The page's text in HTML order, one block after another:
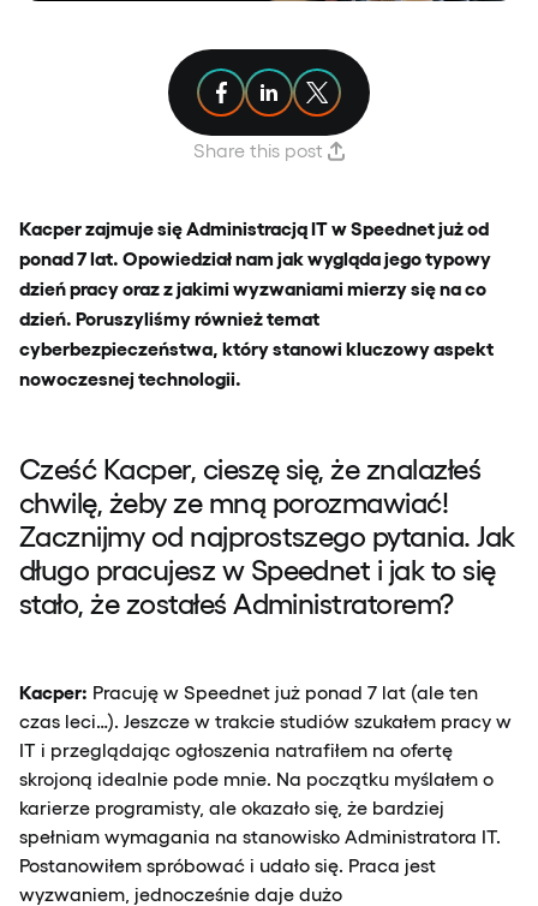
Share this post
Share article on Facebook
Share article on Linkedin
Share article on X
Kacper zajmuje się Administracją IT w Speednet już od
ponad 7 lat. Opowiedział nam jak wygląda jego typowy
dzień pracy oraz z jakimi wyzwaniami mierzy się na co
dzień. Poruszyliśmy również temat
cyberbezpieczeństwa, który stanowi kluczowy aspekt
nowoczesnej technologii.
Cześć Kacper, cieszę się, że znalazłeś
chwilę, żeby ze mną porozmawiać!
Zacznijmy od najprostszego pytania. Jak
długo pracujesz w Speednet i jak to się
stało, że zostałeś Administratorem?
Kacper: Pracuję w Speednet już ponad 7 lat (ale ten
czas leci…). Jeszcze w trakcie studiów szukałem pracy w
IT i przeglądając ogłoszenia natrafiłem na ofertę
skrojoną idealnie pode mnie. Na początku myślałem o
karierze programisty, ale okazało się, że bardziej
spełniam wymagania na stanowisko Administratora IT.
Postanowiłem spróbować i udało się. Praca jest
wyzwaniem, jednocześnie daje dużo